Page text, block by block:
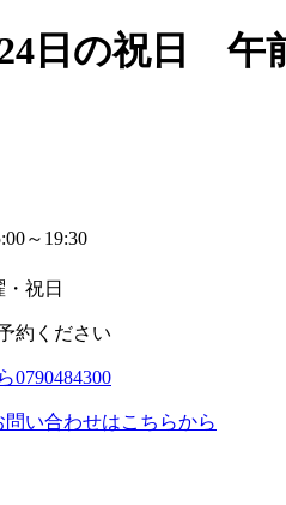
日の祝日 午
～19:30
祝日